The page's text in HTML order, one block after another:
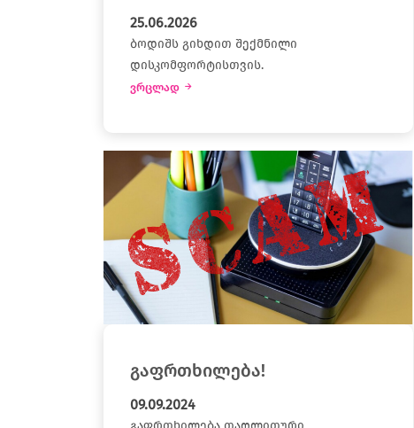
25.06.2026
ბოდიშს გიხდით შექმნილი
დისკომფორტისთვის.
ვრცლად
გაფრთხილება!
09.09.2024